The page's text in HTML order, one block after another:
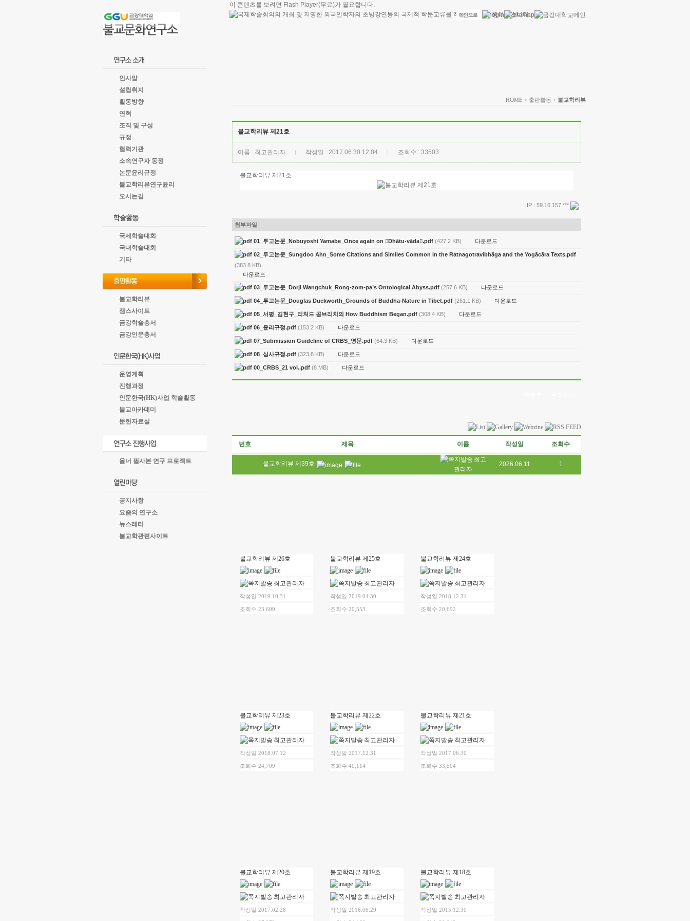
인사말
설립취지
활동방향
연혁
조직 및 구성
규정
협력기관
소속연구자 동정
논문윤리규정
불교학리뷰연구윤리
오시는길
국제학술대회
국내학술대회
기타
불교학리뷰
잼스사이트
금강학술총서
금강인문총서
운영계획
진행과정
인문한국(HK)사업 학술활동
불교아카데미
문헌자료실
올너 필사본 연구 프로젝트
공지사항
요즘의 연구소
뉴스레터
불교학관련사이트
이 콘텐츠를 보려면 Flash Player(무료)가 필요합니다.
HOME > 출판활동 > 불교학리뷰
불교학리뷰 제21호
이름 : 최고관리자 | 작성일 : 2017.06.30 12:04 | 조회수 : 33503
불교학리뷰 제21호
IP : 59.16.157.***
첨부파일
01_투고논문_Nobuyoshi Yamabe_Once again on Dhātu-vāda.pdf (427.2 KB) 다운로드
02_투고논문_Sungdoo Ahn_Some Citations and Similes Common in the Ratnagotravibhāga and the Yogācāra Texts.pdf
(383.8 KB)
다운로드
03_투고논문_Dorji Wangchuk_Rong-zom-pa’s Ontological Abyss.pdf (257.6 KB) 다운로드
04_투고논문_Douglas Duckworth_Grounds of Buddha-Nature in Tibet.pdf (261.1 KB) 다운로드
05_서평_김현구_리처드 곰브리치의 How Buddhism Began.pdf (308.4 KB) 다운로드
06_윤리규정.pdf (153.2 KB) 다운로드
07_Submission Guideline of CRBS_영문.pdf (64.3 KB) 다운로드
08_심사규정.pdf (323.8 KB) 다운로드
00_CRBS_21 vol..pdf (8 MB) 다운로드
번호 제목 이름 작성일 조회수
불교학리뷰 제39호
최고
관리자
2026.06.11 1
불교학리뷰 제26호
최고관리자
작성일 2019.10.31
조회수 23,609
불교학리뷰 제25호
최고관리자
작성일 2019.04.30
조회수 20,553
불교학리뷰 제24호
최고관리자
작성일 2018.12.31
조회수 20,692
불교학리뷰 제23호
최고관리자
작성일 2018.07.12
조회수 24,709
불교학리뷰 제22호
최고관리자
작성일 2017.12.31
조회수 40,114
불교학리뷰 제21호
최고관리자
작성일 2017.06.30
조회수 33,504
불교학리뷰 제20호
최고관리자
작성일 2017.02.28
불교학리뷰 제19호
최고관리자
작성일 2016.06.29
불교학리뷰 제18호
최고관리자
작성일 2015.12.30